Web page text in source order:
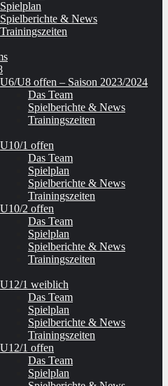
Spielplan
Spielberichte & News
Trainingszeiten
U6/U8 offen – Saison 2023/2024
Das Team
Spielberichte & News
Trainingszeiten
U10/1 offen
Das Team
Spielplan
Spielberichte & News
Trainingszeiten
U10/2 offen
Das Team
Spielplan
Spielberichte & News
Trainingszeiten
U12/1 weiblich
Das Team
Spielplan
Spielberichte & News
Trainingszeiten
U12/1 offen
Das Team
Spielplan